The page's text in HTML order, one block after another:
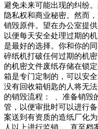
避免未来可能出现的纠纷
隐私权和商业秘密。然而
销毁原件。望在办公室提
以便每天安全处理过期的
是最好的选择。你和你的
碎纸机打破任何过期的机
的机密文件废纸存储在锁
箱是专门定制的，可以安
没有回收箱钥匙的人将无
的销毁流程： 、准备销毁
管，以便审批时可以进行
案送到有资质的造纸厂化
人以上进行监销， 直至档